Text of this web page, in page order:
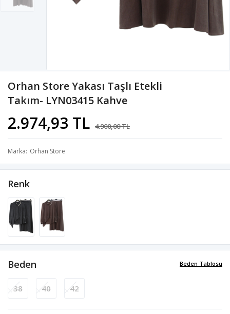
Orhan Store Yakası Taşlı Etekli
Takım- LYN03415 Kahve
2.974,93 TL 4.900,00 TL
Marka Orhan Store
Renk
Beden Tablosu
Beden
38 40 42